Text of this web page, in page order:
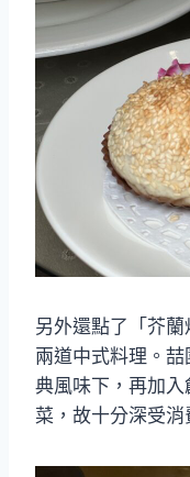
另外還點了「芥蘭
兩道中式料理。
典風味下，再加
菜，故十分深受消